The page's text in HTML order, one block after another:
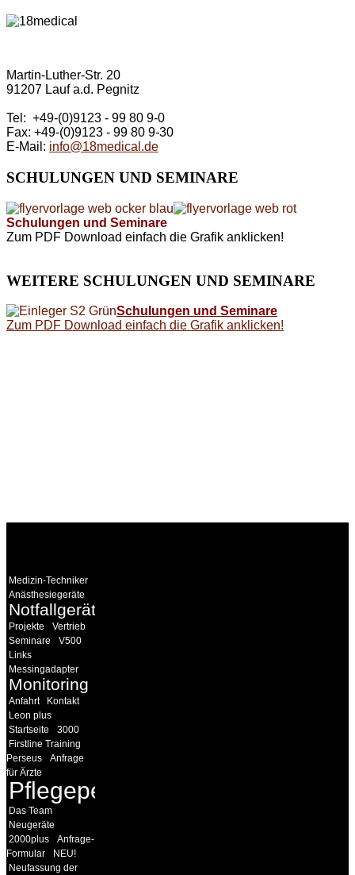
Martin-Luther-Str. 20
91207 Lauf a.d. Pegnitz
Tel: +49-(0)9123 - 99 80 9-0
Fax: +49-(0)9123 - 99 80 9-30
E-Mail: info@18medical.de
SCHULUNGEN UND SEMINARE
Schulungen und Seminare
Zum PDF Download einfach die Grafik anklicken!
WEITERE SCHULUNGEN UND SEMINARE
Schulungen und Seminare
Zum PDF Download einfach die Grafik anklicken!
Medizin-Techniker
Anästhesiegeräte
Notfallgeräte
Projekte
Vertrieb
Seminare
V500
Links
Messingadapter
Monitoring
Anfahrt
Kontakt
Leon plus
Startseite
3000
Firstline Training
Perseus
Anfrage
für Ärzte
Pflegepersonal
Das Team
Neugeräte
2000plus
Anfrage-
Formular
NEU!
Neufassung der